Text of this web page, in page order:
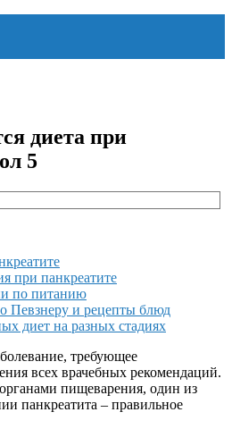
диета при
5
при панкреатите
по питанию
Певзнеру и рецепты блюд
диет на разных стадиях
требующее
всех врачебных рекомендаций.
пищеварения, один из
панкреатита – правильное